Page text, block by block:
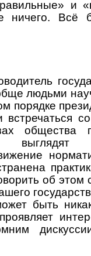
и
Всё
людьми
порядке
встречаться
общества
выглядят
об этом
быть